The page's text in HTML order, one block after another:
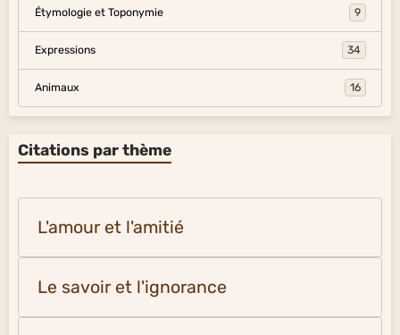
Étymologie et Toponymie 9
Expressions 34
Animaux 16
Citations par thème
L'amour et l'amitié
Le savoir et l'ignorance